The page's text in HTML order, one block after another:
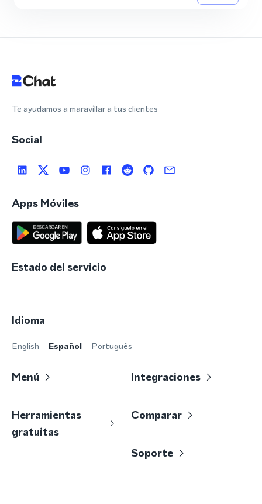
Te ayudamos a maravillar a tus clientes
Social
Apps Móviles
Estado del servicio
Idioma
English Español Português
Menú Integraciones
Herramientas
gratuitas
Comparar
Soporte